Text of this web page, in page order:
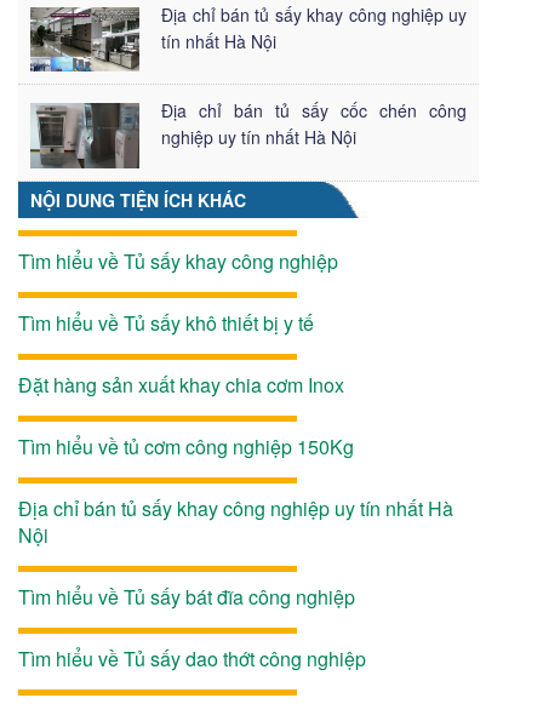
Địa chỉ bán tủ sấy khay công nghiệp uy
tín nhất Hà Nội
Địa chỉ bán tủ sấy cốc chén công
nghiệp uy tín nhất Hà Nội
NỘI DUNG TIỆN ÍCH KHÁC
Tìm hiểu về Tủ sấy khay công nghiệp
Tìm hiểu về Tủ sấy khô thiết bị y tế
Đặt hàng sản xuất khay chia cơm Inox
Tìm hiểu về tủ cơm công nghiệp 150Kg
Địa chỉ bán tủ sấy khay công nghiệp uy tín nhất Hà
Nội
Tìm hiểu về Tủ sấy bát đĩa công nghiệp
Tìm hiểu về Tủ sấy dao thớt công nghiệp